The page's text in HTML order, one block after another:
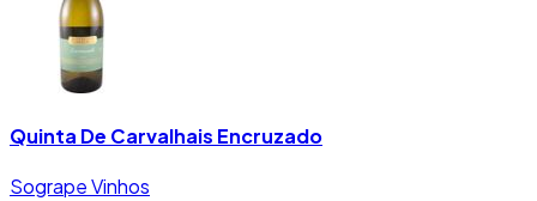
Quinta De Carvalhais Encruzado
Sogrape Vinhos